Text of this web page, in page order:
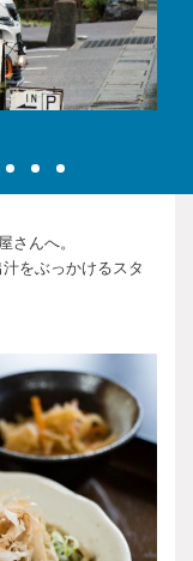
さんへ。
をぶっかけるスタ